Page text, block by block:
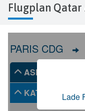
Flugplan